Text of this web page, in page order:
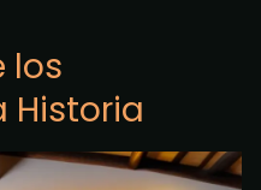
los
Historia